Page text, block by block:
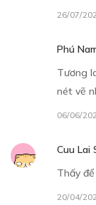
CHƯƠNG 8
26/07/
Phú
Tương
nét vẽ
06/06/
Cuu Lai
Thấy
20/04/